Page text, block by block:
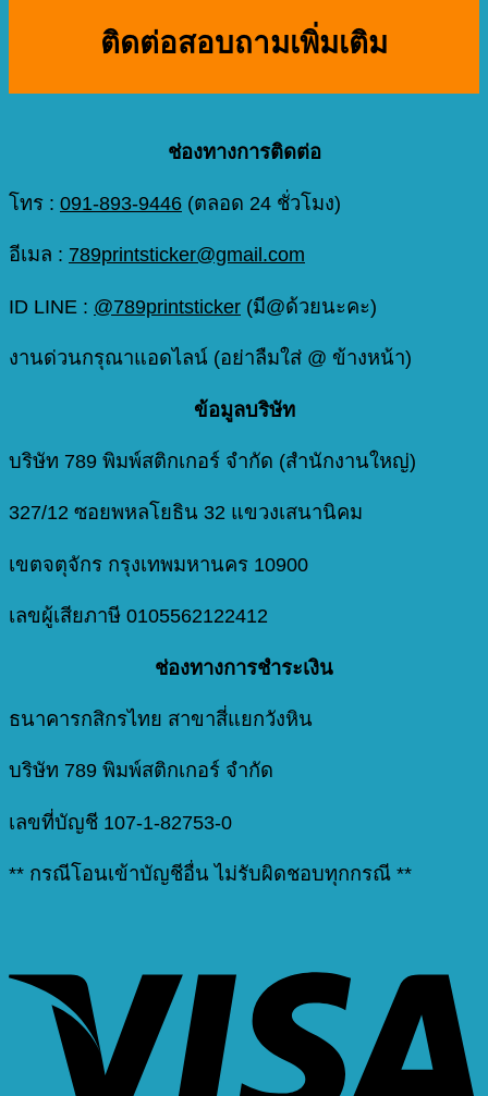
ติดต่อสอบถามเพิ่มเติม
ช่องทางการติดต่อ
โทร : 091-893-9446 (ตลอด 24 ชั่วโมง)
อีเมล : 789printsticker@gmail.com
ID LINE : @789printsticker (มี@ด้วยนะคะ)
งานด่วนกรุณาแอดไลน์ (อย่าลืมใส่ @ ข้างหน้า)
ข้อมูลบริษัท
บริษัท 789 พิมพ์สติกเกอร์ จำกัด (สำนักงานใหญ่)
327/12 ซอยพหลโยธิน 32 แขวงเสนานิคม
เขตจตุจักร กรุงเทพมหานคร 10900
เลขผู้เสียภาษี 0105562122412
ช่องทางการชำระเงิน
ธนาคารกสิกรไทย สาขาสี่แยกวังหิน
บริษัท 789 พิมพ์สติกเกอร์ จำกัด
เลขที่บัญชี 107-1-82753-0
** กรณีโอนเข้าบัญชีอื่น ไม่รับผิดชอบทุกกรณี **